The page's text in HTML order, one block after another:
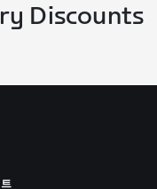
Discounts